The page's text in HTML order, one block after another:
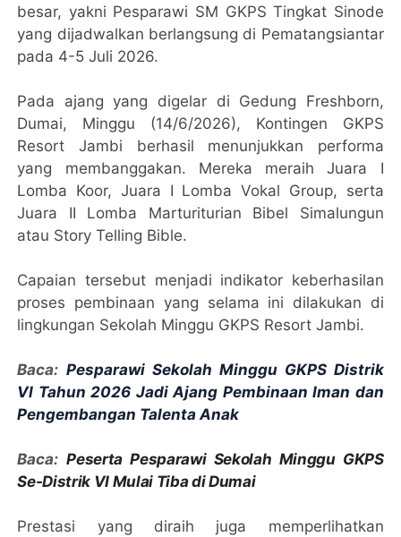
besar, yakni Pesparawi SM GKPS Tingkat Sinode
yang dijadwalkan berlangsung di Pematangsiantar
pada 4-5 Juli 2026.
Pada ajang yang digelar di Gedung Freshborn,
Dumai, Minggu (14/6/2026), Kontingen GKPS
Resort Jambi berhasil menunjukkan performa
yang membanggakan. Mereka meraih Juara I
Lomba Koor, Juara I Lomba Vokal Group, serta
Juara II Lomba Marturiturian Bibel Simalungun
atau Story Telling Bible.
Capaian tersebut menjadi indikator keberhasilan
proses pembinaan yang selama ini dilakukan di
lingkungan Sekolah Minggu GKPS Resort Jambi.
Baca: Pesparawi Sekolah Minggu GKPS Distrik
VI Tahun 2026 Jadi Ajang Pembinaan Iman dan
Pengembangan Talenta Anak
Baca:Peserta Pesparawi Sekolah Minggu GKPS
Se-Distrik VI Mulai Tiba di Dumai
Prestasi yang diraih juga memperlihatkan